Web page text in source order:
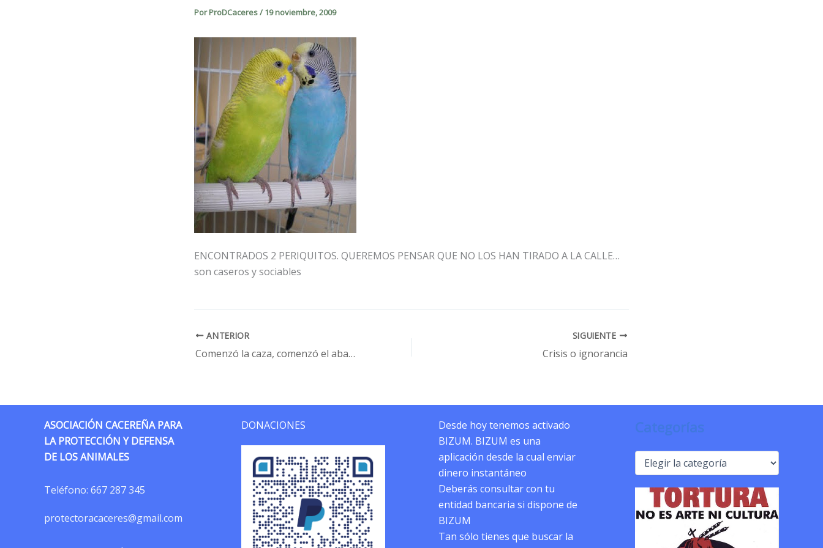
PorProDCaceres/ 19 noviembre, 2009
ENCONTRADOS 2 PERIQUITOS. QUEREMOS PENSAR QUE NO LOS HAN TIRADO A LA CALLE…
son caseros y sociables
ANTERIOR
Comenzó la caza, comenzó el abandono
SIGUIENTE
Crisis o ignorancia
ASOCIACIÓN CACEREÑA PARA
LA PROTECCIÓN Y DEFENSA
DE LOS ANIMALES
Teléfono: 667 287 345
protectoracaceres@gmail.com
DONACIONES
Desde hoy tenemos activado
BIZUM. BIZUM es una
aplicación desde la cual enviar
dinero instantáneo
Deberás consultar con tu
entidad bancaria si dispone de
BIZUM
Tan sólo tienes que buscar la
Categorías
Categorías